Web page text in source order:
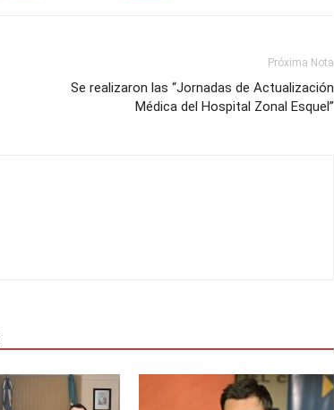
Próxima Nota
Se realizaron las “Jornadas de Actualización
Médica del Hospital Zonal Esquel”